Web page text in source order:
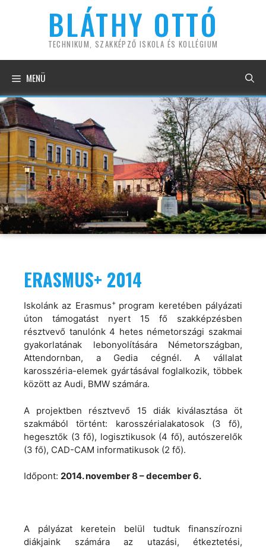
BLÁTHY OTTÓ
TECHNIKUM, SZAKKÉPZŐ ISKOLA ÉS KOLLÉGIUM
MENÜ
ERASMUS+ 2014
Iskolánk az Erasmus+ program keretében pályázati
úton támogatást nyert 15 fő szakképzésben
résztvevő tanulónk 4 hetes németországi szakmai
gyakorlatának lebonyolítására Németországban,
Attendornban, a Gedia cégnél. A vállalat
karosszéria-elemek gyártásával foglalkozik, többek
között az Audi, BMW számára.
A projektben résztvevő 15 diák kiválasztása öt
szakmából történt: karosszérialakatosok (3 fő),
hegesztők (3 fő), logisztikusok (4 fő), autószerelők
(3 fő), CAD-CAM informatikusok (2 fő).
Időpont: 2014. november 8 – december 6.
A pályázat keretein belül tudtuk finanszírozni
diákjaink számára az utazási, étkeztetési,